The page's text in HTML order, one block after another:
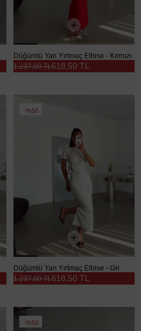
Düğümlü Yan Yırtmaç Elbise - Kırmızı
618,50 TL
1.237,00 TL
%50
Düğümlü Yan Yırtmaç Elbise - Gri
618,50 TL
1.237,00 TL
%50